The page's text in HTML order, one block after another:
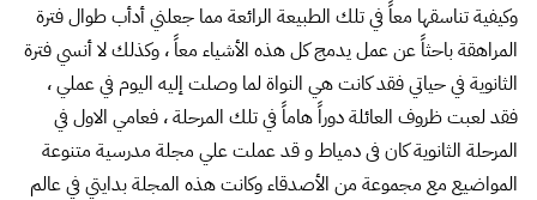
وكيفية تناسقها معاً في تلك الطبيعة الرائعة مما جعلني أدأب طوال فترة
المراهقة باحثاً عن عمل يدمج كل هذه الأشياء معاً ، وكذلك لا أنسي فترة
الثانوية في حياتي فقد كانت هي النواة لما وصلت إليه اليوم في عملي ،
فقد لعبت ظروف العائلة دوراً هاماً في تلك المرحلة ، فعامي الاول في
المرحلة الثانوية كان فى دمياط و قد عملت علي مجلة مدرسية متنوعة
المواضيع مع مجموعة من الأصدقاء وكانت هذه المجلة بدايتي في عالم